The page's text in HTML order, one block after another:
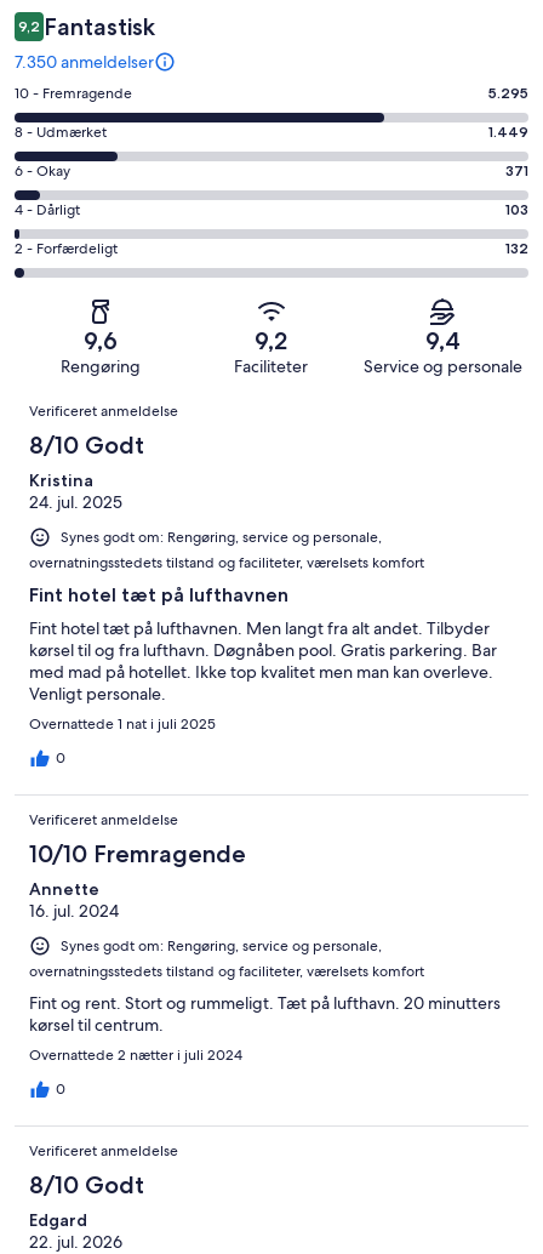
9,2 Fantastisk
7.350 anmeldelser
Bedømmelse
på
10
−
Fremragende.
5295
af
i
anmeldelser
10 - Fremragende 5.295
Bedømmelse
på
8
−
Udmærket.
1449
af
8 - Udmærket 1.449
Bedømmelse
på
6
−
Okay.
7350
6 - Okay 371
Bedømmelse
på
4
alt
7350
4 - Dårligt 103
Bedømmelse
på
Forfærdeligt.
af
alt
7350
anmeldelser
2 - Forfærdeligt 132
9,6
Rengøring
9,2
Faciliteter
9,4
Service og personale
Anmeldelser
Verificeret anmeldelse
8/10 Godt
Kristina
24. jul. 2025
Synes godt om: Rengøring, service og personale,
overnatningsstedets tilstand og faciliteter, værelsets komfort
Fint hotel tæt på lufthavnen
Fint hotel tæt på lufthavnen. Men langt fra alt andet. Tilbyder
kørsel til og fra lufthavn. Døgnåben pool. Gratis parkering. Bar
med mad på hotellet. Ikke top kvalitet men man kan overleve.
Venligt personale.
Overnattede 1 nat i juli 2025
0
Verificeret anmeldelse
10/10 Fremragende
Annette
16. jul. 2024
Synes godt om: Rengøring, service og personale,
overnatningsstedets tilstand og faciliteter, værelsets komfort
Fint og rent. Stort og rummeligt. Tæt på lufthavn. 20 minutters
kørsel til centrum.
Overnattede 2 nætter i juli 2024
0
Verificeret anmeldelse
8/10 Godt
Edgard
22. jul. 2026